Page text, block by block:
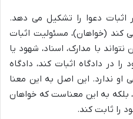
اثبات دعوا را تشکیل می دهد.
(خواهان)، مسئولیت اثبات
نتواند با مدارک، اسناد، شهود یا
در دادگاه اثبات کند، دادگاه
ندارد. این اصل به این معنا
به این معناست که خواهان
را ثابت کند.